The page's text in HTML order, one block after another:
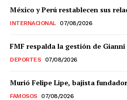
México y Perú restablecen sus
INTERNACIONAL 07/08/2026
FMF respalda la gestión de
DEPORTES 07/08/2026
Murió Felipe Lipe, bajista
FAMOSOS 07/08/2026